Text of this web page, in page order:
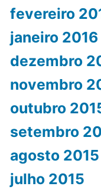
fevereiro
janeiro 2016
dezembro
novembro
outubro
setembro
agosto 2015
julho 2015